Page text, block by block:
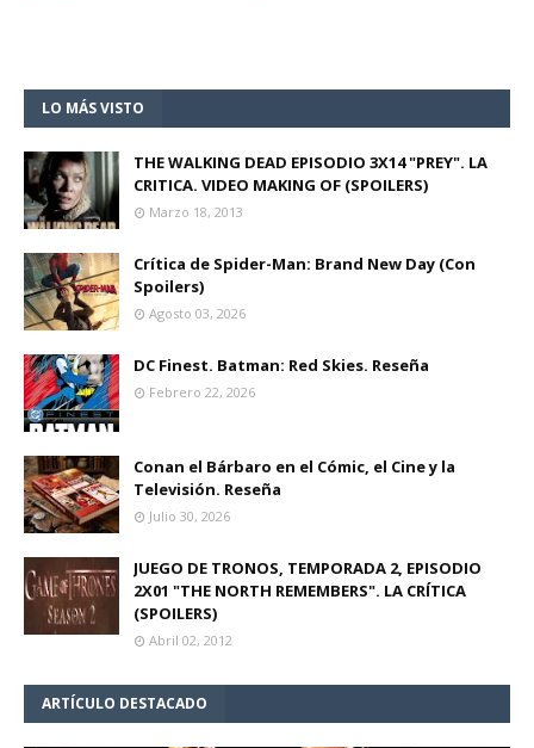
LO MÁS VISTO
THE WALKING DEAD EPISODIO 3X14 "PREY". LA
CRITICA. VIDEO MAKING OF (SPOILERS)
Marzo 18, 2013
Crítica de Spider-Man: Brand New Day (Con
Spoilers)
Agosto 03, 2026
DC Finest. Batman: Red Skies. Reseña
Febrero 22, 2026
Conan el Bárbaro en el Cómic, el Cine y la
Televisión. Reseña
Julio 30, 2026
JUEGO DE TRONOS, TEMPORADA 2, EPISODIO
2X01 "THE NORTH REMEMBERS". LA CRÍTICA
(SPOILERS)
Abril 02, 2012
ARTÍCULO DESTACADO